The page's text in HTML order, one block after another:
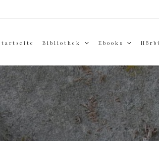
Bibliothek Ebooks